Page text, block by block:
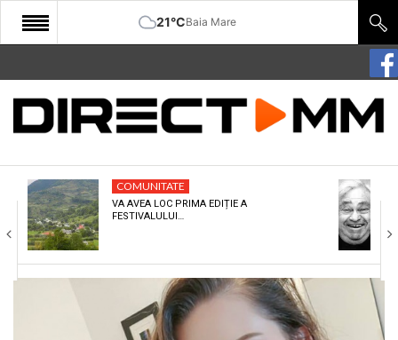
21°CBaia Mare
START
COMUNITATE
CULTURA
ECONOMIE
SANATATE
COMUNITATE
VA AVEA LOC PRIMA EDIȚIE A
FESTIVALULUI…